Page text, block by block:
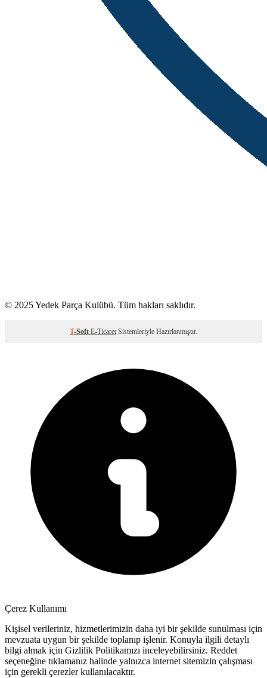
© 2025 Yedek Parça Kulübü. Tüm hakları saklıdır.
T-Soft E-Ticaret Sistemleriyle Hazırlanmıştır.
Çerez Kullanımı
Kişisel verileriniz, hizmetlerimizin daha iyi bir şekilde sunulması için
mevzuata uygun bir şekilde toplanıp işlenir. Konuyla ilgili detaylı
bilgi almak için Gizlilik Politikamızı inceleyebilirsiniz. Reddet
seçeneğine tıklamanız halinde yalnızca internet sitemizin çalışması
için gerekli çerezler kullanılacaktır.